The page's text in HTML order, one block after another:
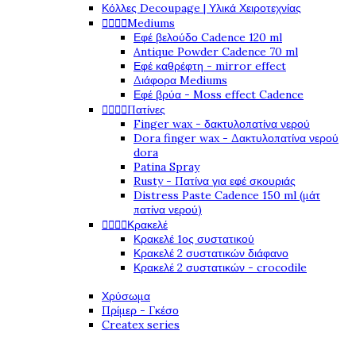
Κόλλες Decoupage | Υλικά Χειροτεχνίας
Mediums
Εφέ βελούδο Cadence 120 ml
Antique Powder Cadence 70 ml
Εφέ καθρέφτη - mirror effect
Διάφορα Mediums
Εφέ βρύα - Moss effect Cadence
Πατίνες
Finger wax - δακτυλοπατίνα νερού
Dora finger wax - Δακτυλοπατίνα νερού
dora
Patina Spray
Rusty - Πατίνα για εφέ σκουριάς
Distress Paste Cadence 150 ml (μάτ
πατίνα νερού)
Κρακελέ
Κρακελέ 1ος συστατικού
Κρακελέ 2 συστατικών διάφανο
Κρακελέ 2 συστατικών - crocodile
Χρύσωμα
Πρίμερ - Γκέσο
Createx series